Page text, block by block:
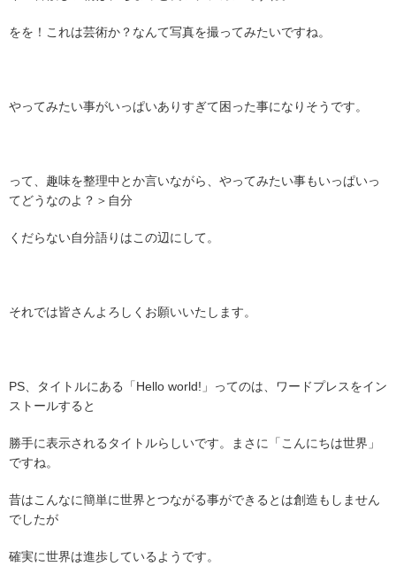
をを！これは芸術か？なんて写真を撮ってみたいですね。
やってみたい事がいっぱいありすぎて困った事になりそうです。
って、趣味を整理中とか言いながら、やってみたい事もいっぱいっ
てどうなのよ？＞自分
くだらない自分語りはこの辺にして。
それでは皆さんよろしくお願いいたします。
PS、タイトルにある「Hello world!」ってのは、ワードプレスをイン
ストールすると
勝手に表示されるタイトルらしいです。まさに「こんにちは世界」
ですね。
昔はこんなに簡単に世界とつながる事ができるとは創造もしません
でしたが
確実に世界は進歩しているようです。